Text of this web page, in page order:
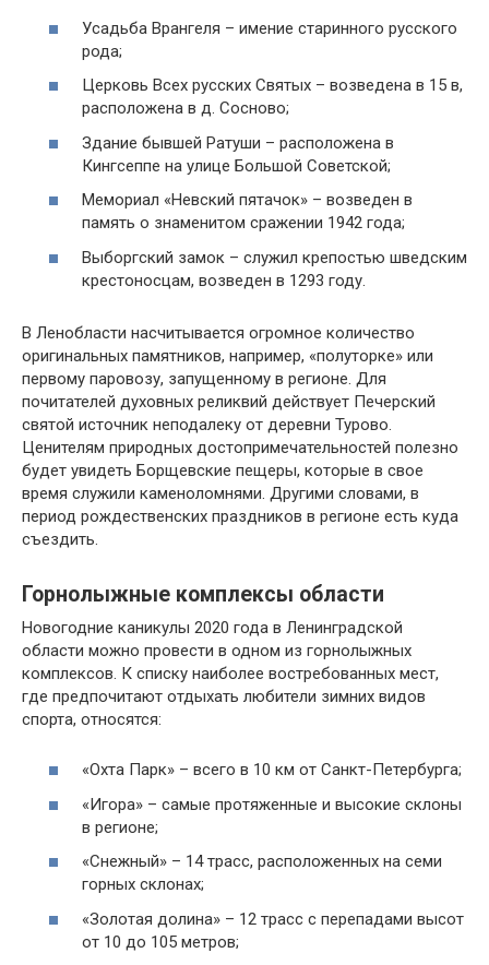
Усадьба Врангеля – имение старинного русского
рода;
Церковь Всех русских Святых – возведена в 15 в,
расположена в д. Сосново;
Здание бывшей Ратуши – расположена в
Кингсеппе на улице Большой Советской;
Мемориал «Невский пятачок» – возведен в
память о знаменитом сражении 1942 года;
Выборгский замок – служил крепостью шведским
крестоносцам, возведен в 1293 году.
В Ленобласти насчитывается огромное количество
оригинальных памятников, например, «полуторке» или
первому паровозу, запущенному в регионе. Для
почитателей духовных реликвий действует Печерский
святой источник неподалеку от деревни Турово.
Ценителям природных достопримечательностей полезно
будет увидеть Борщевские пещеры, которые в свое
время служили каменоломнями. Другими словами, в
период рождественских праздников в регионе есть куда
съездить.
Горнолыжные комплексы области
Новогодние каникулы 2020 года в Ленинградской
области можно провести в одном из горнолыжных
комплексов. К списку наиболее востребованных мест,
где предпочитают отдыхать любители зимних видов
спорта, относятся:
«Охта Парк» – всего в 10 км от Санкт-Петербурга;
«Игора» – самые протяженные и высокие склоны
в регионе;
«Снежный» – 14 трасс, расположенных на семи
горных склонах;
«Золотая долина» – 12 трасс с перепадами высот
от 10 до 105 метров;